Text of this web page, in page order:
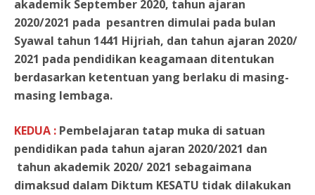
akademik September 2020, tahun ajaran
2020/2021 pada pesantren dimulai pada bulan
Syawal tahun 1441 Hijriah, dan tahun ajaran 2020/
2021 pada pendidikan keagamaan ditentukan
berdasarkan ketentuan yang berlaku di masing-
masing lembaga.
KEDUA : Pembelajaran tatap muka di satuan
pendidikan pada tahun ajaran 2020/2021 dan
tahun akademik 2020/ 2021 sebagaimana
dimaksud dalam Diktum KESATU tidak dilakukan